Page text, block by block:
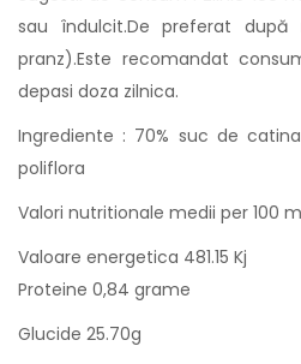
sau îndulcit.De preferat
pranz).Este recomandat
depasi doza zilnica.
Ingrediente : 70% suc de
poliflora
Valori nutritionale medii per 100
Valoare energetica 481.15 Kj
Proteine 0,84 grame
Glucide 25.70g